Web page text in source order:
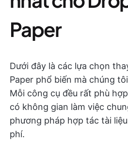
Paper
Dưới đây là các lựa chọn
Paper phổ biến mà chúng
Mỗi công cụ đều rất phù
có không gian làm việc
phương pháp hợp tác tài
phí.